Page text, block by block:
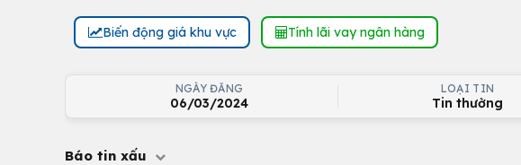
Biến động giá khu vực Tính lãi vay ngân hàng
NGÀY ĐĂNG
06/03/2024
LOẠI TIN
Tin thường
Báo tin xấu